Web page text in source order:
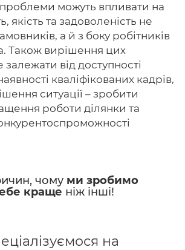
проблеми можуть впливати на
якість та задоволеність не
а й з боку робітників
Також вирішення цих
від доступності
кваліфікованих кадрів,
ситуації – зробити
роботи ділянки та
чому ми зробимо
краще ніж інші!
на